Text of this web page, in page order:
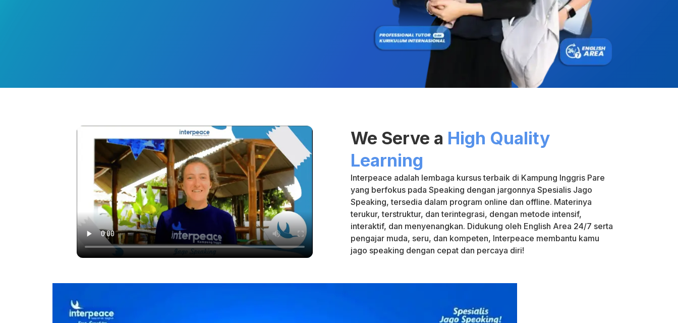
We Serve a High Quality
Learning
Interpeace adalah lembaga kursus terbaik di Kampung Inggris Pare
yang berfokus pada Speaking dengan jargonnya Spesialis Jago
Speaking, tersedia dalam program online dan offline. Materinya
terukur, terstruktur, dan terintegrasi, dengan metode intensif,
interaktif, dan menyenangkan. Didukung oleh English Area 24/7 serta
pengajar muda, seru, dan kompeten, Interpeace membantu kamu
jago speaking dengan cepat dan percaya diri!